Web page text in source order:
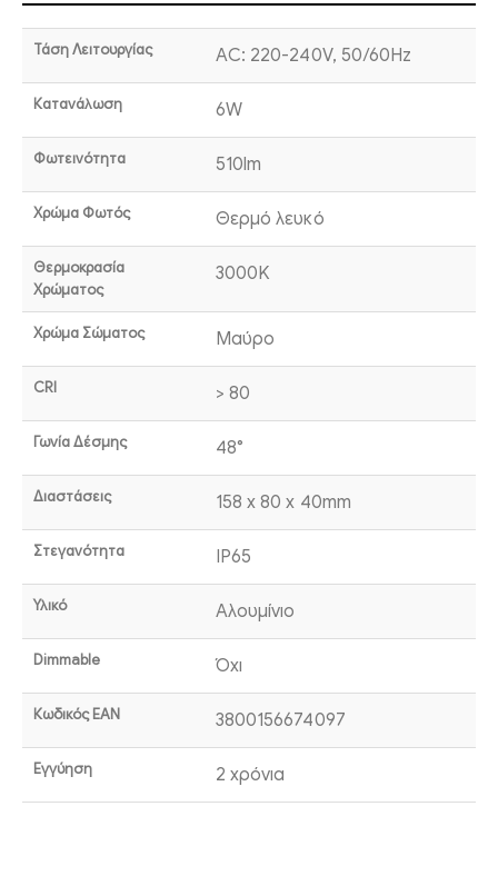
Τάση Λειτουργίας AC: 220-240V, 50/60Hz
Κατανάλωση 6W
Φωτεινότητα 510lm
Χρώμα Φωτός Θερμό λευκό
Θερμοκρασία
Χρώματος
3000K
Χρώμα Σώματος Μαύρο
CRI > 80
Γωνία Δέσμης 48°
Διαστάσεις 158 x 80 x 40mm
Στεγανότητα IP65
Υλικό Αλουμίνιο
Dimmable Όχι
Κωδικός EAN 3800156674097
Εγγύηση 2 χρόνια